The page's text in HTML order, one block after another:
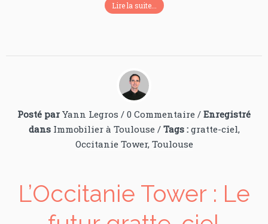
Lire la suite...
Posté par Yann Legros / 0 Commentaire / Enregistré
dans Immobilier à Toulouse / Tags : gratte-ciel,
Occitanie Tower, Toulouse
L’Occitanie Tower : Le